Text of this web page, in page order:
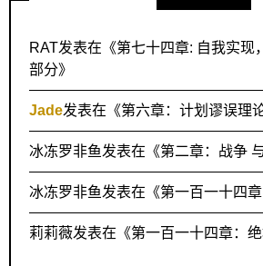
RAT发表在《第七十四章: 自我实现
部分》
Jade发表在《第六章：计划谬误理
冰冻罗非鱼发表在《第二章：战争
冰冻罗非鱼发表在《第一百一十四
莉莉薇发表在《第一百一十四章：